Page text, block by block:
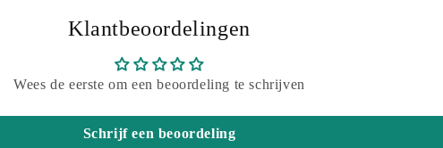
Klantbeoordelingen
Wees de eerste om een beoordeling te schrijven
Schrijf een beoordeling